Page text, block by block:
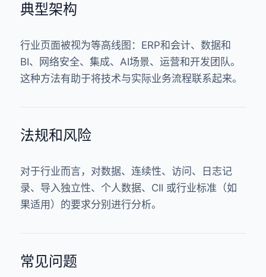
典型架构
行业页面被视为等高线图：ERP和会计、数据和
BI、网络安全、集成、AI场景、运营和开发团队。
这种方法有助于将技术与实际业务流程联系起来。
法规和风险
对于行业而言，对数据、连续性、访问、日志记
录、导入独立性、个人数据、CII 或行业标准（如
果适用）的要求分别进行分析。
常见问题